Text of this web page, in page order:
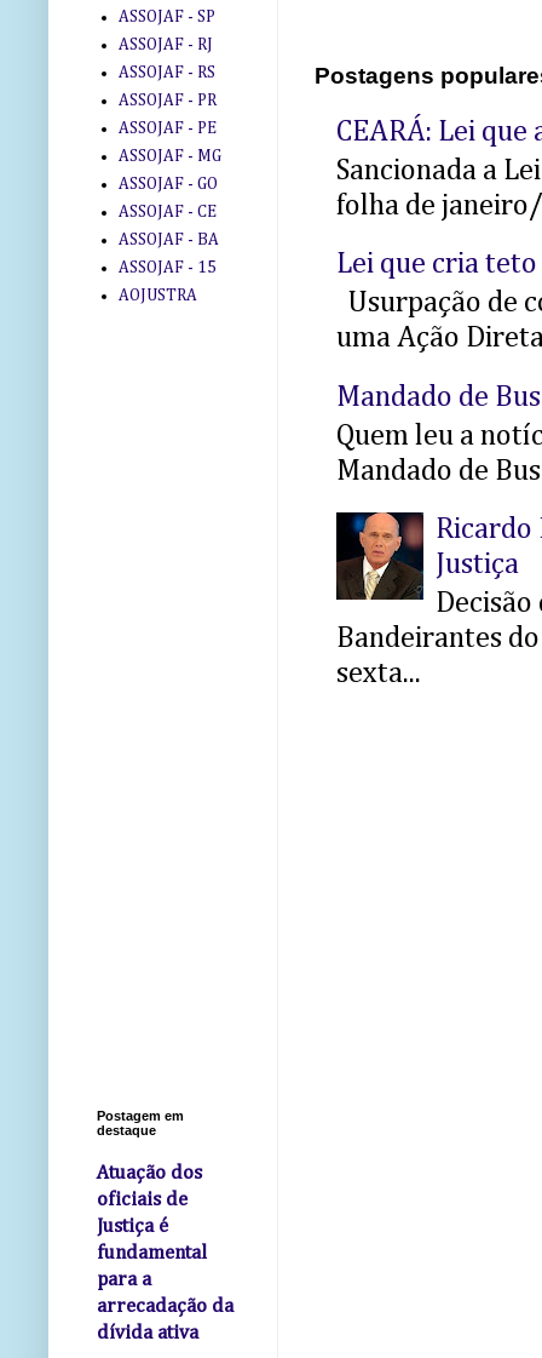
Postagens
CEARÁ: Lei
Sancionada a
folha de
Lei que cria
Usurpação de
uma Ação
Mandado de
Quem leu a
Mandado de
Ricardo
Justiça
Decisão
Bandeirantes
sexta...
ASSOJAF - SP
ASSOJAF - RJ
ASSOJAF - RS
ASSOJAF - PR
ASSOJAF - PE
ASSOJAF - MG
ASSOJAF - GO
ASSOJAF - CE
ASSOJAF - BA
ASSOJAF - 15
AOJUSTRA
Postagem em
destaque
Atuação dos
oficiais de
Justiça é
fundamental
para a
arrecadação da
dívida ativa